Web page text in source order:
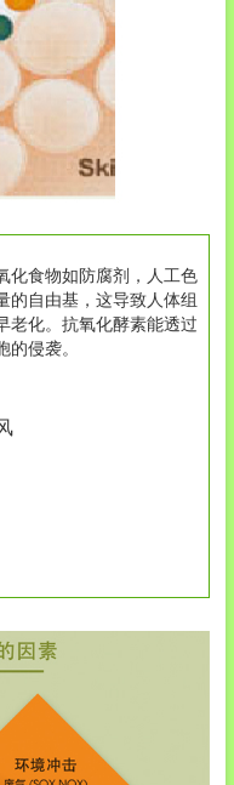
化食物如防腐剂，人工色
的自由基，这导致人体组
老化。抗氧化酵素能透过
侵袭。